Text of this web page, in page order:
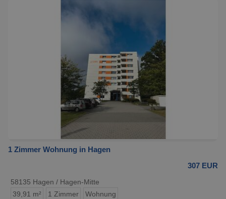
1 Zimmer Wohnung in Hagen
307 EUR
58135 Hagen / Hagen-Mitte
39,91 m²
1 Zimmer Wohnung